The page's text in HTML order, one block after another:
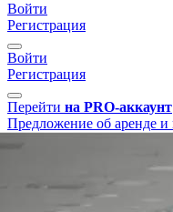
Войти
Регистрация
Войти
Регистрация
Перейти на PRO-аккаунт
Предложение об аренде и